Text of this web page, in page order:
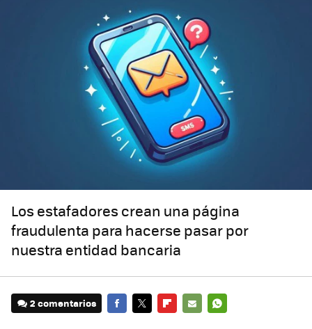
Los estafadores crean una página
fraudulenta para hacerse pasar por
nuestra entidad bancaria
2 comentarios